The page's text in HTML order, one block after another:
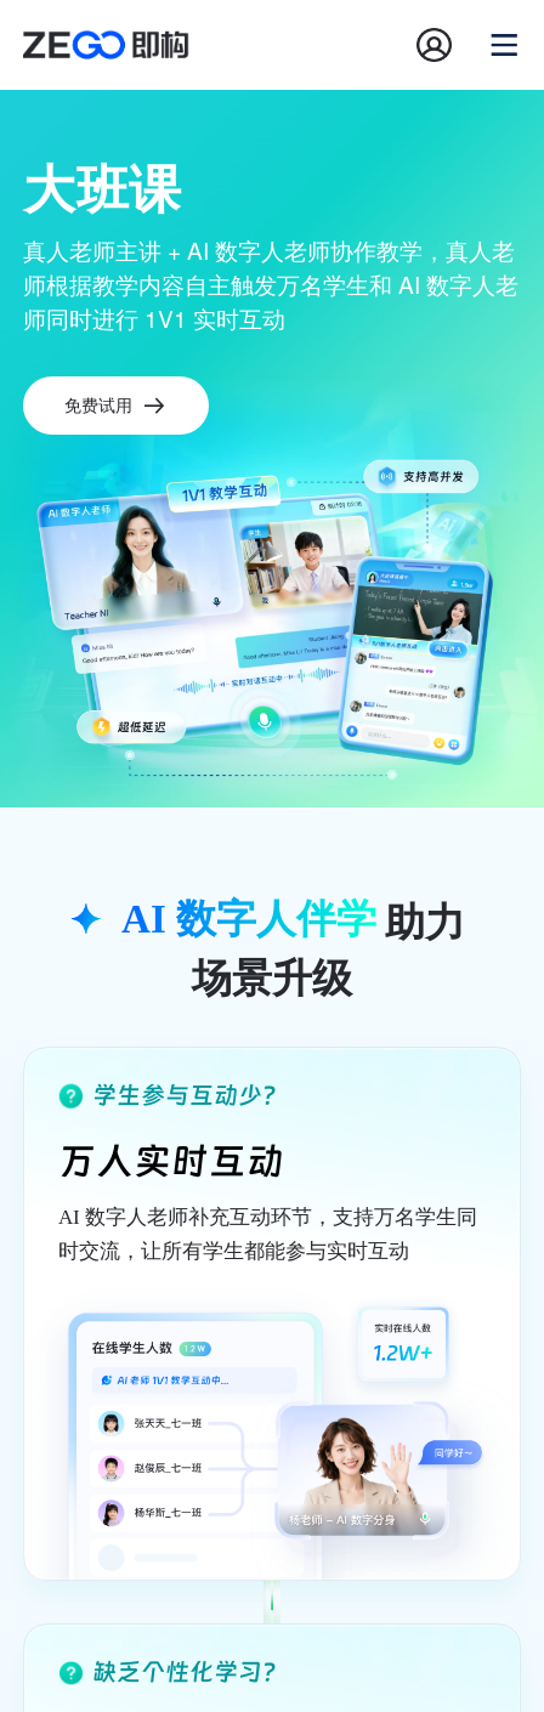
大班课
真人老师主讲 + AI 数字人老师协作教学，真人老
师根据教学内容自主触发万名学生和 AI 数字人老
师同时进行 1V1 实时互动
免费试用
AI 数字人伴学 助力
场景升级
学生参与互动少？
万人实时互动
AI 数字人老师补充互动环节，支持万名学生同
时交流，让所有学生都能参与实时互动
缺乏个性化学习？